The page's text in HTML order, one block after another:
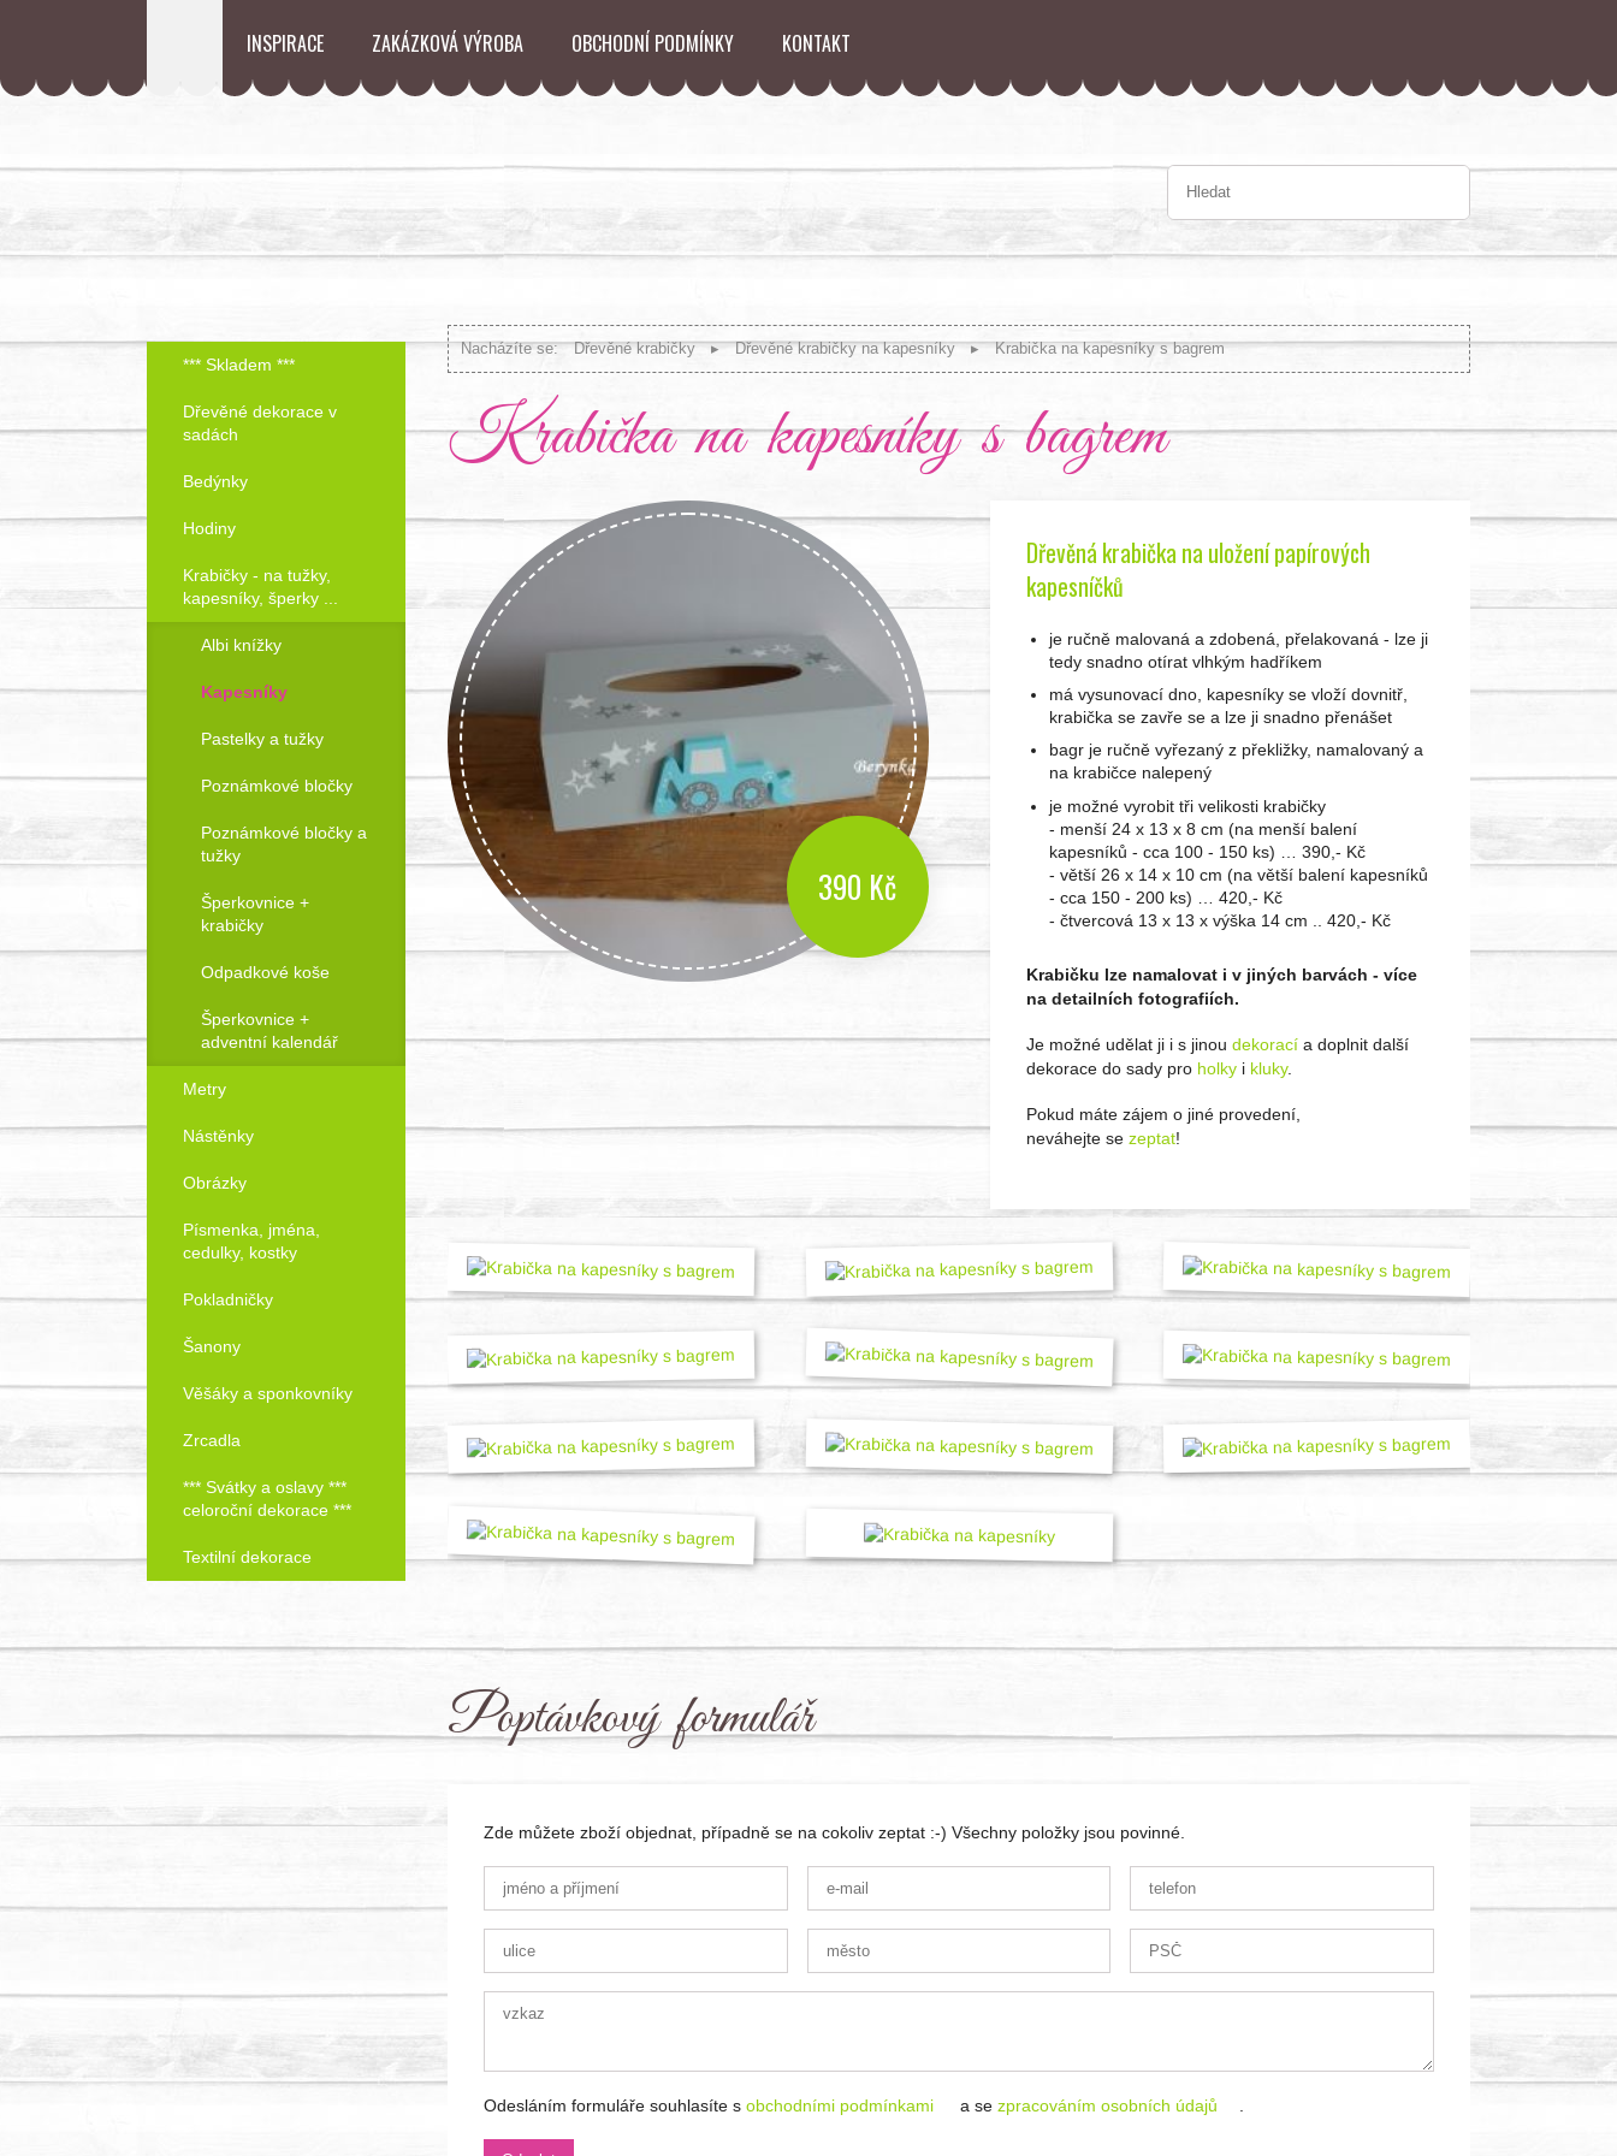
INSPIRACE ZAKÁZKOVÁ VÝROBA OBCHODNÍ PODMÍNKY KONTAKT
Nacházíte se: Dřevěné krabičky Dřevěné krabičky na kapesníky Krabička na kapesníky s bagrem
Krabička na kapesníky s bagrem
390 Kč
Dřevěná krabička na uložení papírových
kapesníčků
je ručně malovaná a zdobená, přelakovaná - lze ji
tedy snadno otírat vlhkým hadříkem
má vysunovací dno, kapesníky se vloží dovnitř,
krabička se zavře se a lze ji snadno přenášet
bagr je ručně vyřezaný z překližky, namalovaný a
na krabičce nalepený
je možné vyrobit tři velikosti krabičky
- menší 24 x 13 x 8 cm (na menší balení
kapesníků - cca 100 - 150 ks) … 390,- Kč
- větší 26 x 14 x 10 cm (na větší balení kapesníků
- cca 150 - 200 ks) … 420,- Kč
- čtvercová 13 x 13 x výška 14 cm .. 420,- Kč
Krabičku lze namalovat i v jiných barvách - více
na detailních fotografiích.
Je možné udělat ji i s jinou dekoracía doplnit další
dekorace do sady pro holkyi kluky.
Pokud máte zájem o jiné provedení,
neváhejte se zeptat!
Objednat!
Poptávkový formulář
Zde můžete zboží objednat, případně se na cokoliv zeptat :-) Všechny položky jsou povinné.
Odesláním formuláře souhlasíte s obchodními podmínkami a se zpracováním osobních údajů
*** Skladem ***
Dřevěné dekorace v
sadách
Bedýnky
Hodiny
Krabičky - na tužky,
kapesníky, šperky ...
Albi knížky
Kapesníky
Pastelky a tužky
Poznámkové bločky
Poznámkové bločky a
tužky
Šperkovnice +
krabičky
Odpadkové koše
Šperkovnice +
adventní kalendář
Metry
Nástěnky
Obrázky
Písmenka, jména,
cedulky, kostky
Pokladničky
Šanony
Věšáky a sponkovníky
Zrcadla
*** Svátky a oslavy ***
celoroční dekorace ***
Textilní dekorace